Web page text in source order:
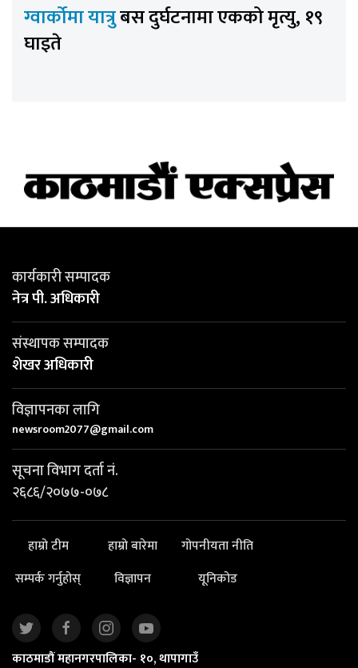
ग्वार्कोमा यात्रुबस दुर्घटनामा एकको मृत्यु, १९
घाइते
कार्यकारी सम्पादक
नेत्र पी. अधिकारी
संस्थापक सम्पादक
शेखर अधिकारी
विज्ञापनका लागि
newsroom2077@gmail.com
सूचना विभाग दर्ता नं.
२६८६/२०७७-०७८
हाम्रो टीम हाम्रो बारेमा
गोपनीयता नीति
सम्पर्क गर्नुहोस्
विज्ञापन यूनिकोड
काठमाडौं महानगरपालिका- १०, थापागाउँ